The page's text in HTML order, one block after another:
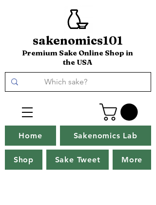
sakenomics101
Premium Sake Online Shop in
the USA
Home Sakenomics Lab
Shop Sake Tweet More